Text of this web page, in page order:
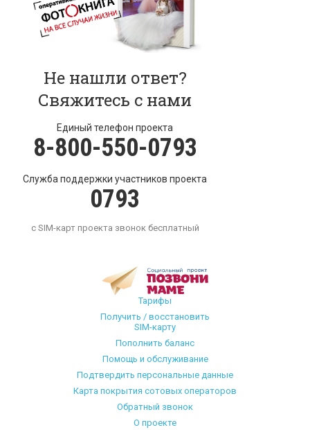
Не нашли ответ?
Свяжитесь с нами
Единый телефон проекта
8-800-550-0793
Служба поддержки участников проекта
0793
с SIM-карт проекта звонок бесплатный
Тарифы
Получить / восстановить
SIM-карту
Пополнить баланс
Помощь и обслуживание
Подтвердить персональные данные
Карта покрытия сотовых операторов
Обратный звонок
О проекте